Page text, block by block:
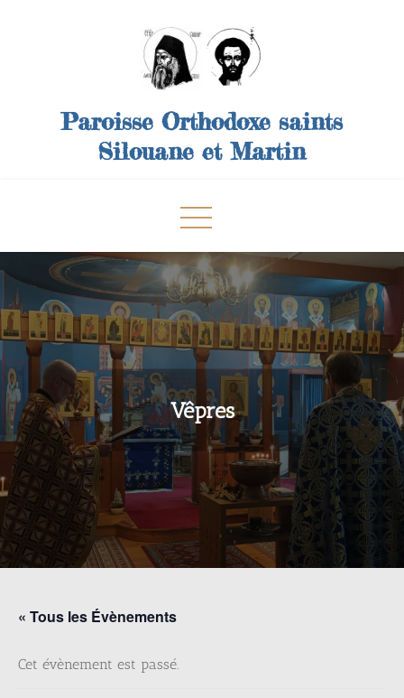
Paroisse Orthodoxe saints
Silouane et Martin
Vêpres
« Tous les Évènements
Cet évènement est passé.